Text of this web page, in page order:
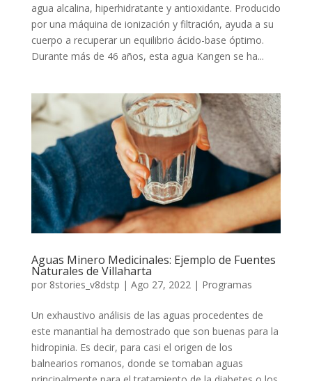
agua alcalina, hiperhidratante y antioxidante. Producido
por una máquina de ionización y filtración, ayuda a su
cuerpo a recuperar un equilibrio ácido-base óptimo.
Durante más de 46 años, esta agua Kangen se ha...
Aguas Minero Medicinales: Ejemplo de Fuentes
Naturales de Villaharta
por 8stories_v8dstp | Ago 27, 2022| Programas
Un exhaustivo análisis de las aguas procedentes de
este manantial ha demostrado que son buenas para la
hidropinia. Es decir, para casi el origen de los
balnearios romanos, donde se tomaban aguas